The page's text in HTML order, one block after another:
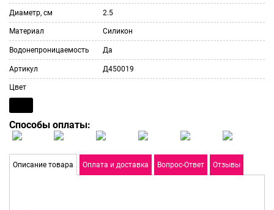
Диаметр, см 2.5
Материал Силикон
Водонепроницаемость Да
Артикул Д450019
Цвет
Способы оплаты:
Описание товара Оплата и доставка Вопрос-Ответ Отзывы